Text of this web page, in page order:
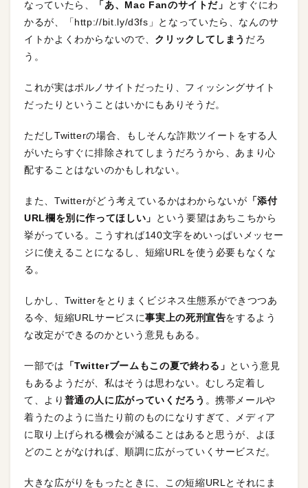
なっていたら、
「あ、Mac Fanのサイトだ」
とすぐにわ
かるが、「http://bit.ly/d3fs」となっていたら、なんのサ
イトかよくわからないので、 クリックしてしまう だろ
う。
これが実はポルノサイトだったり、フィッシングサイト
だったりということはいかにもありそうだ。
ただしTwitterの場合、もしそんな詐欺ツイートをする人
がいたらすぐに排除されてしまうだろうから、あまり心
配することはないのかもしれない。
また、Twitterがどう考えているかはわからないが 「添付
URL欄を別に作ってほしい」
という要望はあちこちから
挙がっている。こうすれば140文字をめいっぱいメッセー
ジに使えることになるし、短縮URLを使う必要もなくな
る。
しかし、Twitterをとりまくビジネス生態系ができつつあ
る今、短縮URLサービスに事実上の死刑宣告をするよう
な改定ができるのかという意見もある。
一部では 「Twitterブームもこの夏で終わる」 という意見
もあるようだが、私はそうは思わない。むしろ定着し
て、より 普通の人に広がっていくだろう 。携帯メールや
着うたのように当たり前のものになりすぎて、メディア
に取り上げられる機会が減ることはあると思うが、よほ
どのことがなければ、順調に広がっていくサービスだ。
大きな広がりをもったときに、この短縮URLとそれにま